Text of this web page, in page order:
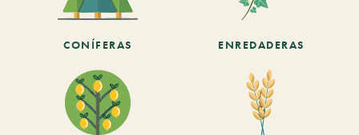
CONÍFERAS ENREDADERAS